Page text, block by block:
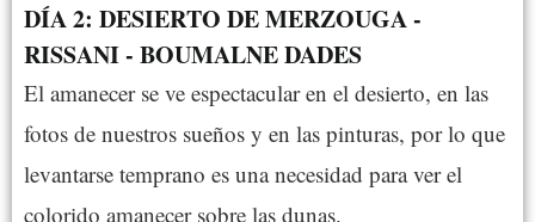
DÍA 2: DESIERTO DE MERZOUGA -
RISSANI - BOUMALNE DADES
El amanecer se ve espectacular en el desierto, en las
fotos de nuestros sueños y en las pinturas, por lo que
levantarse temprano es una necesidad para ver el
colorido amanecer sobre las dunas.